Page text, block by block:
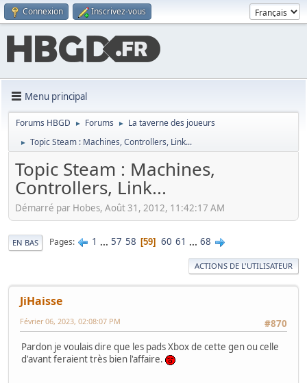
Connexion Inscrivez-vous
Menu principal
Forums HBGD ► Forums ► La taverne des joueurs
► Topic Steam : Machines, Controllers, Link...
Topic Steam : Machines,
Controllers, Link...
Démarré par Hobes, Août 31, 2012, 11:42:17 AM
EN BAS Pages 1 ... 57 58 59 60 61 ... 68
ACTIONS DE L'UTILISATEUR
JiHaisse
#870
Février 06, 2023, 02:08:07 PM
Pardon je voulais dire que les pads Xbox de cette gen ou celle
d'avant feraient très bien l'affaire.